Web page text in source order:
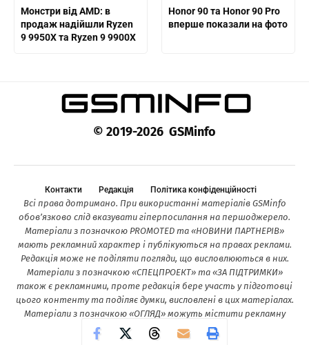
Монстри від AMD: в
продаж надійшли Ryzen
9 9950X та Ryzen 9 9900X
Honor 90 та Honor 90 Pro
вперше показали на фото
© 2019-2026 GSMinfo
Контакти Редакція Політика конфіденційності
Всі права дотримано. При використанні матеріалів GSMinfo
обов’язково слід вказувати гіперпосилання на першоджерело.
Матеріали з позначкою PROMOTED та «НОВИНИ ПАРТНЕРІВ»
мають рекламний характер і публікуються на правах реклами.
Редакція може не поділяти погляди, що висловлюються в них.
Матеріали з позначкою «СПЕЦПРОЕКТ» та «ЗА ПІДТРИМКИ»
також є рекламними, проте редакція бере участь у підготовці
цього контенту та поділяє думки, висловлені в цих матеріалах.
Матеріали з позначкою «ОГЛЯД» можуть містити рекламну
інформацію.